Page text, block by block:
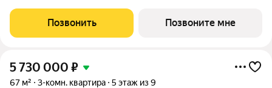
Позвонить Позвоните мне
5 730 000 ₽
67 м² 3-комн. квартира 5 этаж из 9